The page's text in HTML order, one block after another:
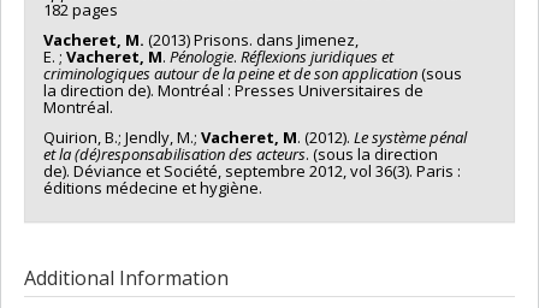
182 pages
Vacheret, M. (2013) Prisons. dans Jimenez,
E. ; Vacheret, M. Pénologie. Réflexions juridiques et
criminologiquesautour de la peine et de son application(sous
la direction de). Montréal : Presses Universitaires de
Montréal.
Quirion, B.; Jendly, M.; Vacheret, M. (2012). Lesystème pénal
et la (dé)responsabilisation des acteurs. (sous la direction
de). Déviance et Société, septembre 2012, vol 36(3). Paris :
éditions médecine et hygiène.
Additional Information